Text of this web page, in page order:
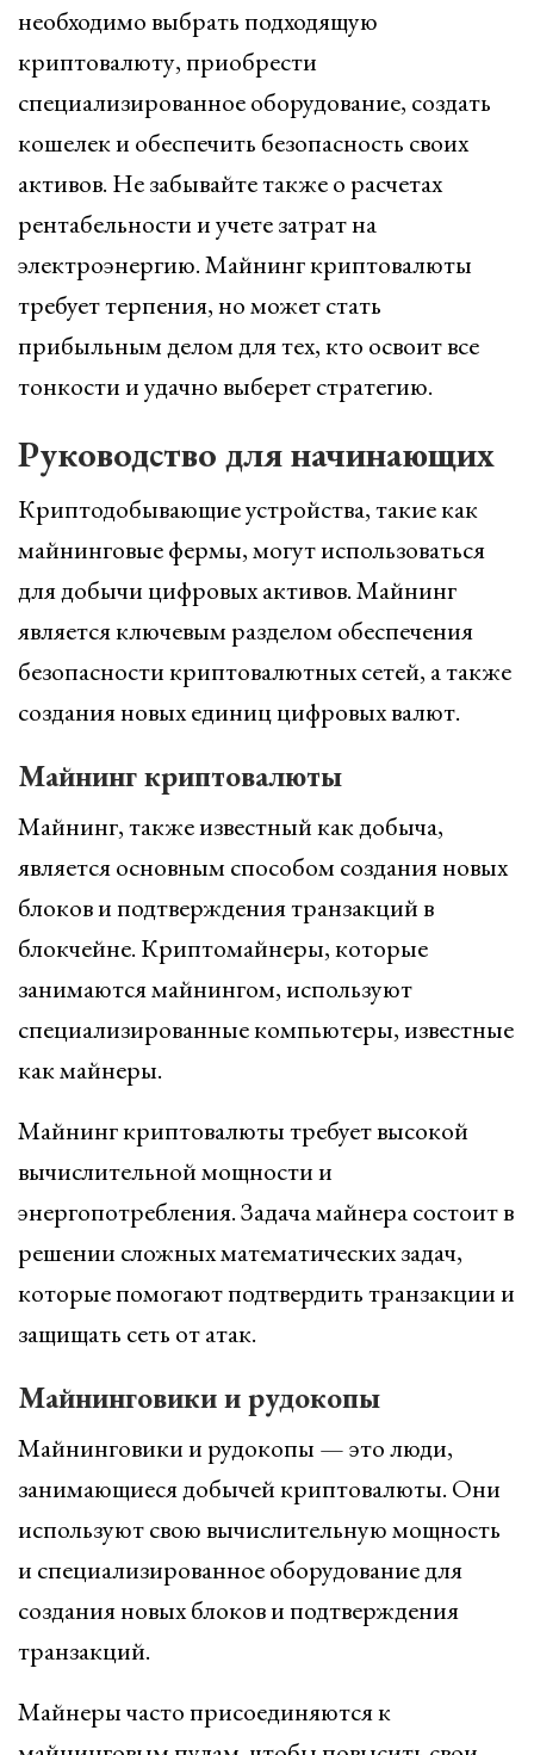
необходимо выбрать подходящую
криптовалюту, приобрести
специализированное оборудование, создать
кошелек и обеспечить безопасность своих
активов. Не забывайте также о расчетах
рентабельности и учете затрат на
электроэнергию. Майнинг криптовалюты
требует терпения, но может стать
прибыльным делом для тех, кто освоит все
тонкости и удачно выберет стратегию.
Руководство для начинающих
Криптодобывающие устройства, такие как
майнинговые фермы, могут использоваться
для добычи цифровых активов. Майнинг
является ключевым разделом обеспечения
безопасности криптовалютных сетей, а также
создания новых единиц цифровых валют.
Майнинг криптовалюты
Майнинг, также известный как добыча,
является основным способом создания новых
блоков и подтверждения транзакций в
блокчейне. Криптомайнеры, которые
занимаются майнингом, используют
специализированные компьютеры, известные
как майнеры.
Майнинг криптовалюты требует высокой
вычислительной мощности и
энергопотребления. Задача майнера состоит в
решении сложных математических задач,
которые помогают подтвердить транзакции и
защищать сеть от атак.
Майнинговики и рудокопы
Майнинговики и рудокопы — это люди,
занимающиеся добычей криптовалюты. Они
используют свою вычислительную мощность
и специализированное оборудование для
создания новых блоков и подтверждения
транзакций.
Майнеры часто присоединяются к